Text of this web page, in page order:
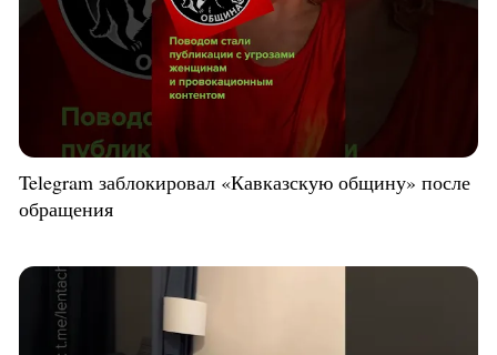
Telegram заблокировал «Кавказскую общину» после
обращения